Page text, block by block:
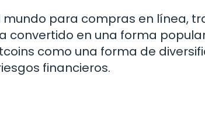
mundo para compras en línea,
convertido en una forma
como una forma de
financieros.